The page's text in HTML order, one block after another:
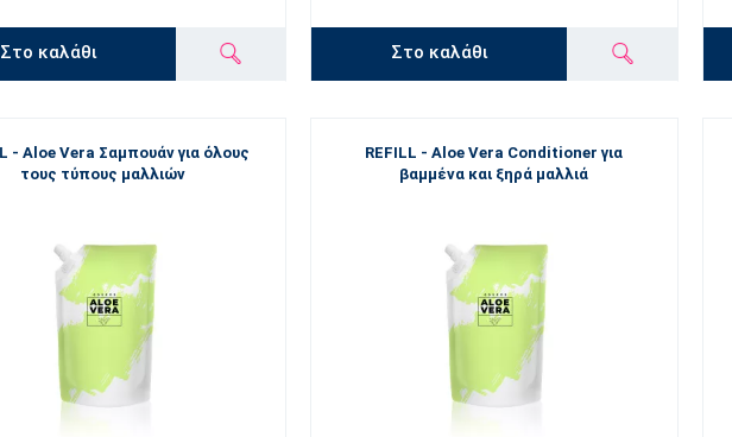
Στο καλάθι Στο καλάθι
- Aloe Vera Σαμπουάν για όλους
τους τύπους μαλλιών
REFILL - Aloe Vera Conditioner για
βαμμένα και ξηρά μαλλιά